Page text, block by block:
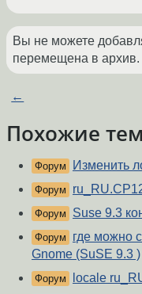
Вы не можете
перемещена в архив.
←
Похожие
Форум Изменить
Форум
Форум Suse 9.3
Форум
где можно
Gnome (SuSE 9.3 )
Форум locale